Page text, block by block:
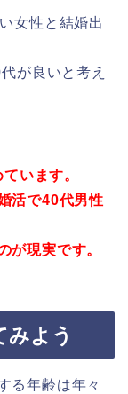
女性と結婚出
が良いと考え
います。
活で40代男性
が現実です。
よう
る年齢は年々